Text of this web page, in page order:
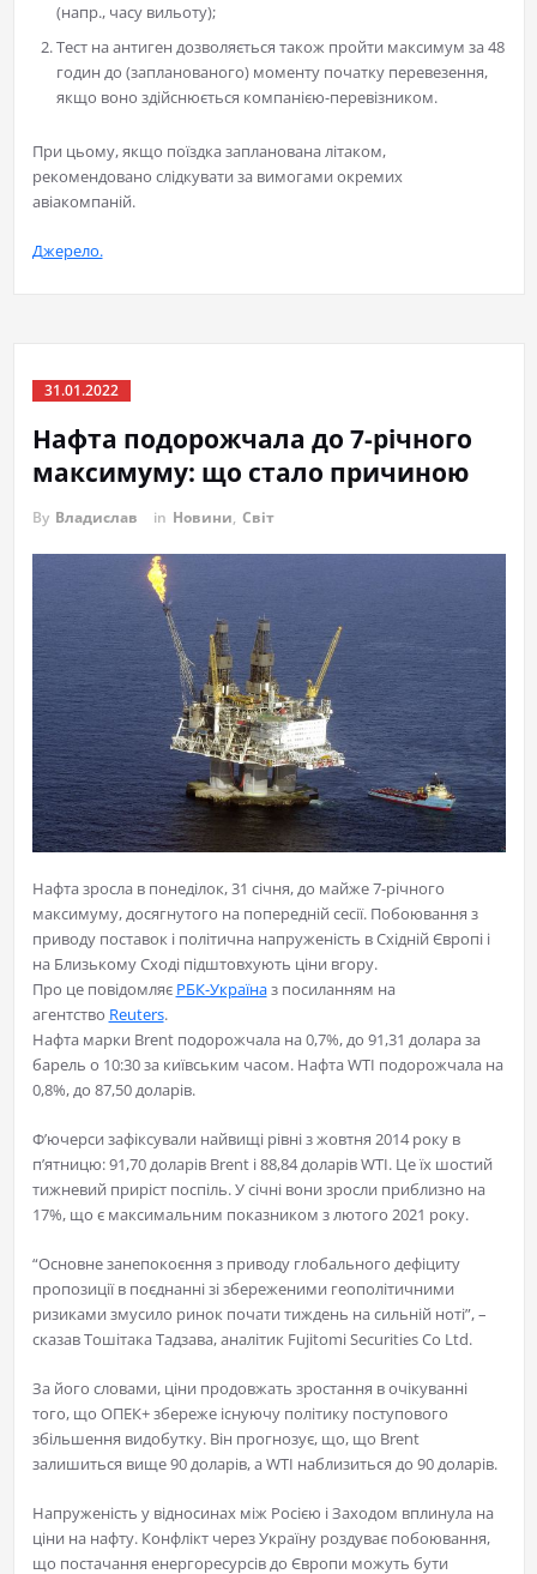
(напр., часу вильоту);
Тест на антиген дозволяється також пройти максимум за 48
годин до (запланованого) моменту початку перевезення,
якщо воно здійснюється компанією-перевізником.
При цьому, якщо поїздка запланована літаком,
рекомендовано слідкувати за вимогами окремих
авіакомпаній.
Джерело.
31.01.2022
Нафта подорожчала до 7-річного
максимуму: що стало причиною
By Владислав in Новини, Світ
Нафта зросла в понеділок, 31 січня, до майже 7-річного
максимуму, досягнутого на попередній сесії. Побоювання з
приводу поставок і політична напруженість в Східній Європі і
на Близькому Сході підштовхують ціни вгору.
Про це повідомляє РБК-Україназ посиланням на
агентство Reuters.
Нафта марки Brent подорожчала на 0,7%, до 91,31 долара за
барель о 10:30 за київським часом. Нафта WTI подорожчала на
0,8%, до 87,50 доларів.
Ф’ючерси зафіксували найвищі рівні з жовтня 2014 року в
п’ятницю: 91,70 доларів Brent і 88,84 доларів WTI. Це їх шостий
тижневий приріст поспіль. У січні вони зросли приблизно на
17%, що є максимальним показником з лютого 2021 року.
“Основне занепокоєння з приводу глобального дефіциту
пропозиції в поєднанні зі збереженими геополітичними
ризиками змусило ринок почати тиждень на сильній ноті”, –
сказав Тошітака Тадзава, аналітик Fujitomi Securities Co Ltd.
За його словами, ціни продовжать зростання в очікуванні
того, що ОПЕК+ збереже існуючу політику поступового
збільшення видобутку. Він прогнозує, що, що Brent
залишиться вище 90 доларів, а WTI наблизиться до 90 доларів.
Напруженість у відносинах між Росією і Заходом вплинула на
ціни на нафту. Конфлікт через Україну роздуває побоювання,
що постачання енергоресурсів до Європи можуть бути